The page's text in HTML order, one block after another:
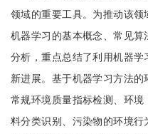
领域的重要工具。为推动该
机器学习的基本概念、常见
分析，重点总结了利用机器
新进展。基于机器学习方法
常规环境质量指标检测、环
料分类识别、污染物的环境